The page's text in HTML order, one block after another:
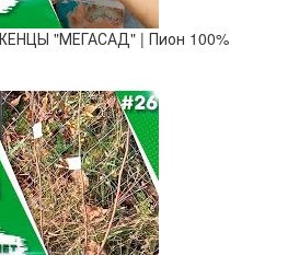
"МЕГАСАД" | Пион 100%